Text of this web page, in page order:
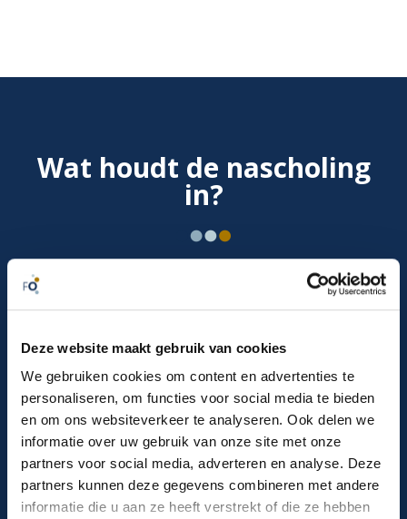
Deze website maakt gebruik van cookies
We gebruiken cookies om content en advertenties te
personaliseren, om functies voor social media te bieden
en om ons websiteverkeer te analyseren. Ook delen we
informatie over uw gebruik van onze site met onze
partners voor social media, adverteren en analyse. Deze
partners kunnen deze gegevens combineren met andere
informatie die u aan ze heeft verstrekt of die ze hebben
Wat houdt de nascholing
in?
Physios biedt flexibele en praktijkgerichte nascholing
voor fysiotherapeuten via een tijdschrift en online
ontvang je actuele vakinformatie die je op ieder device
kunt lezen. De bijbehorende kennistoetsen zijn
eenvoudig te maken via de e-learning omgeving en
leveren direct accreditatiepunten op.
Meteen inschrijven